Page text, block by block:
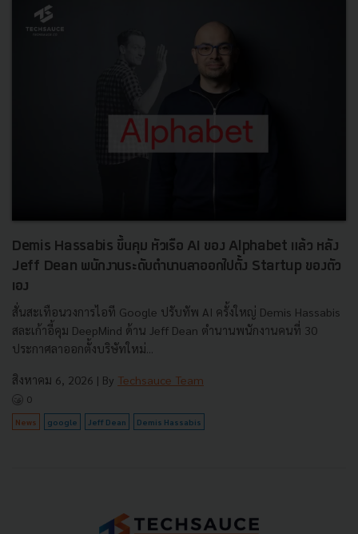
Demis Hassabis ขึ้นคุม หัวเรือ AI ของ Alphabet แล้ว หลัง
Jeff Dean พนักงานระดับตำนานลาออกไปตั้ง Startup ของตัว
เอง
สั่นสะเทือนวงการไอที Google ปรับทัพ AI ครั้งใหญ่ Demis Hassabis
สละเก้าอี้คุม DeepMind ด้าน Jeff Dean ตำนานพนักงานคนที่ 30
ประกาศลาออกตั้งบริษัทใหม่...
สิงหาคม 6, 2026 | By Techsauce Team
0
News google Jeff Dean Demis Hassabis